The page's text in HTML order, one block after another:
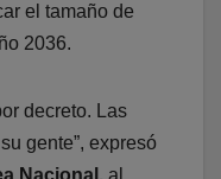
el tamaño de
2036.
decreto. Las
gente”, expresó
Nacional, al